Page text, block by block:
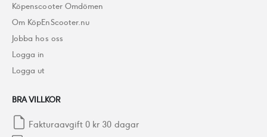
Köpenscooter Omdömen
Om KöpEnScooter.nu
Jobba hos oss
Logga in
Logga ut
BRA VILLKOR
Fakturaavgift 0 kr 30 dagar